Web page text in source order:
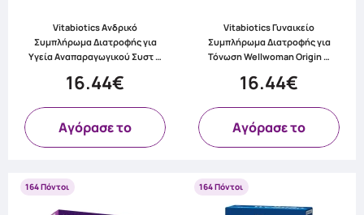
Vitabiotics Ανδρικό
Συμπλήρωμα Διατροφής για
Υγεία Αναπαραγωγικού Συστ …
16.44€
Aγόρασε το
Vitabiotics Γυναικείο
Συμπλήρωμα Διατροφής για
Τόνωση Wellwoman Origin …
16.44€
Aγόρασε το
164 Πόντοι 164 Πόντοι